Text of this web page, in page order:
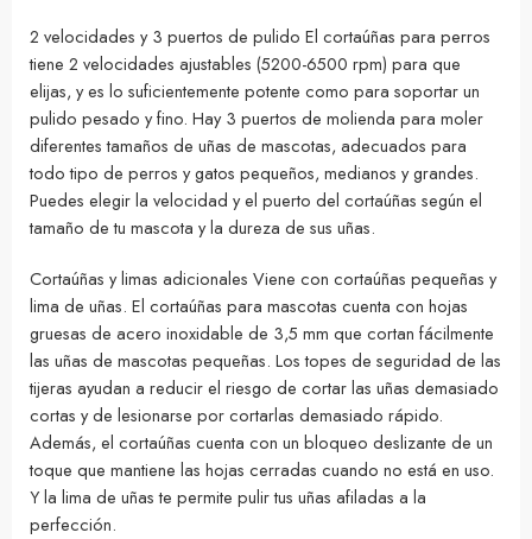
2 velocidades y 3 puertos de pulido El cortaúñas para perros
tiene 2 velocidades ajustables (5200-6500 rpm) para que
elijas, y es lo suficientemente potente como para soportar un
pulido pesado y fino. Hay 3 puertos de molienda para moler
diferentes tamaños de uñas de mascotas, adecuados para
todo tipo de perros y gatos pequeños, medianos y grandes.
Puedes elegir la velocidad y el puerto del cortaúñas según el
tamaño de tu mascota y la dureza de sus uñas.
Cortaúñas y limas adicionales Viene con cortaúñas pequeñas y
lima de uñas. El cortaúñas para mascotas cuenta con hojas
gruesas de acero inoxidable de 3,5 mm que cortan fácilmente
las uñas de mascotas pequeñas. Los topes de seguridad de las
tijeras ayudan a reducir el riesgo de cortar las uñas demasiado
cortas y de lesionarse por cortarlas demasiado rápido.
Además, el cortaúñas cuenta con un bloqueo deslizante de un
toque que mantiene las hojas cerradas cuando no está en uso.
Y la lima de uñas te permite pulir tus uñas afiladas a la
perfección.